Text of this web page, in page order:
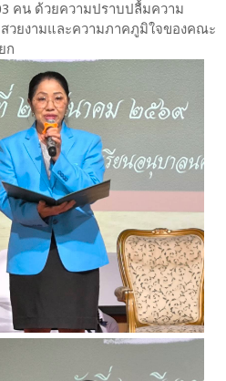
คน ด้วยความปราบปลื้มความ
วยงามและความภาคภูมิใจของคณะ
ก